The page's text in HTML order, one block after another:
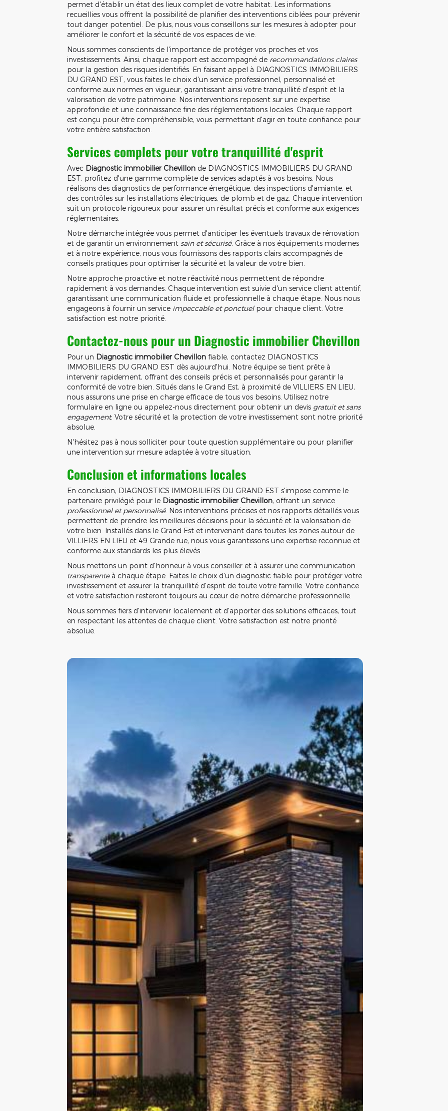
permet d'établir un état des lieux complet de votre habitat. Les informations
recueillies vous offrent la possibilité de planifier des interventions ciblées pour prévenir
tout danger potentiel. De plus, nous vous conseillons sur les mesures à adopter pour
améliorer le confort et la sécurité de vos espaces de vie.
Nous sommes conscients de l'importance de protéger vos proches et vos
investissements. Ainsi, chaque rapport est accompagné de recommandations claires
pour la gestion des risques identifiés. En faisant appel à DIAGNOSTICS IMMOBILIERS
DU GRAND EST, vous faites le choix d'un service professionnel, personnalisé et
conforme aux normes en vigueur, garantissant ainsi votre tranquillité d'esprit et la
valorisation de votre patrimoine. Nos interventions reposent sur une expertise
approfondie et une connaissance fine des réglementations locales. Chaque rapport
est conçu pour être compréhensible, vous permettant d'agir en toute confiance pour
votre entière satisfaction.
Services complets pour votre tranquillité d'esprit
Avec Diagnostic immobilier Chevillon de DIAGNOSTICS IMMOBILIERS DU GRAND
EST, profitez d'une gamme complète de services adaptés à vos besoins. Nous
réalisons des diagnostics de performance énergétique, des inspections d'amiante, et
des contrôles sur les installations électriques, de plomb et de gaz. Chaque intervention
suit un protocole rigoureux pour assurer un résultat précis et conforme aux exigences
réglementaires.
Notre démarche intégrée vous permet d'anticiper les éventuels travaux de rénovation
et de garantir un environnementsain et sécurisé. Grâce à nos équipements modernes
et à notre expérience, nous vous fournissons des rapports clairs accompagnés de
conseils pratiques pour optimiser la sécurité et la valeur de votre bien.
Notre approche proactive et notre réactivité nous permettent de répondre
rapidement à vos demandes. Chaque intervention est suivie d'un service client attentif,
garantissant une communication fluide et professionnelle à chaque étape. Nous nous
engageons à fournir un service impeccable et ponctuelpour chaque client. Votre
satisfaction est notre priorité.
Contactez-nous pour un Diagnostic immobilier Chevillon
Pour un Diagnostic immobilier Chevillon fiable, contactez DIAGNOSTICS
IMMOBILIERS DU GRAND EST dès aujourd'hui. Notre équipe se tient prête à
intervenir rapidement, offrant des conseils précis et personnalisés pour garantir la
conformité de votre bien. Situés dans le Grand Est, à proximité de VILLIERS EN LIEU,
nous assurons une prise en charge efficace de tous vos besoins. Utilisez notre
formulaire en ligne ou appelez-nous directement pour obtenir un devis gratuit et sans
engagement. Votre sécurité et la protection de votre investissement sont notre priorité
absolue.
N'hésitez pas à nous solliciter pour toute question supplémentaire ou pour planifier
une intervention sur mesure adaptée à votre situation.
Conclusion et informations locales
En conclusion, DIAGNOSTICS IMMOBILIERS DU GRAND EST s'impose comme le
partenaire privilégié pour le Diagnostic immobilier Chevillon, offrant un service
professionnel et personnalisé. Nos interventions précises et nos rapports détaillés vous
permettent de prendre les meilleures décisions pour la sécurité et la valorisation de
votre bien. Installés dans le Grand Est et intervenant dans toutes les zones autour de
VILLIERS EN LIEU et 49 Grande rue, nous vous garantissons une expertise reconnue et
conforme aux standards les plus élevés.
Nous mettons un point d'honneur à vous conseiller et à assurer une communication
transparenteà chaque étape. Faites le choix d'un diagnostic fiable pour protéger votre
investissement et assurer la tranquillité d'esprit de toute votre famille. Votre confiance
et votre satisfaction resteront toujours au cœur de notre démarche professionnelle.
Nous sommes fiers d'intervenir localement et d'apporter des solutions efficaces, tout
en respectant les attentes de chaque client. Votre satisfaction est notre priorité
absolue.